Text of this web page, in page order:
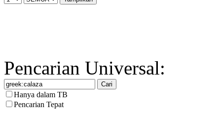
Pencarian Universal:
Hanya dalam TB
Pencarian Tepat